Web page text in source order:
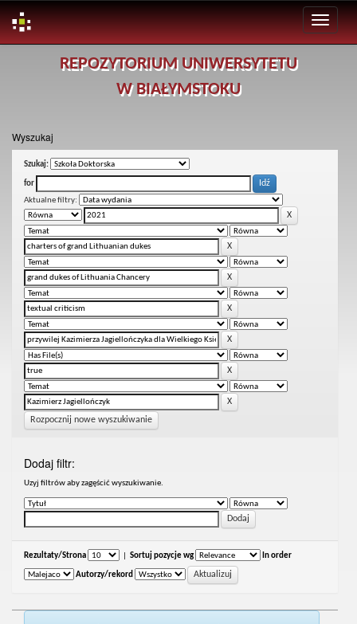
REPOZYTORIUM UNIWERSYTETU
W BIAŁYMSTOKU
Wyszukaj
Szukaj:
for
Aktualne filtry:
Rozpocznij nowe wyszukiwanie
Dodaj filtr:
Uzyj filtrów aby zagęścić wyszukiwanie.
Rezultaty/Strona Sortuj pozycje wg In order
Autorzy/rekord